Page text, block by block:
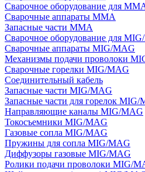
Сварочное оборудование для
Сварочные аппараты MMA
Запасные части MMA
Сварочное оборудование для
Сварочные аппараты MIG/MAG
Механизмы подачи проволоки
Сварочные горелки MIG/MAG
Соединительный кабель
Запасные части MIG/MAG
Запасные части для горелок MIG/
Направляющие каналы MIG/MAG
Токосъемники MIG/MAG
Газовые сопла MIG/MAG
Пружины для сопла MIG/MAG
Диффузоры газовые MIG/MAG
Ролики подачи проволоки MIG/